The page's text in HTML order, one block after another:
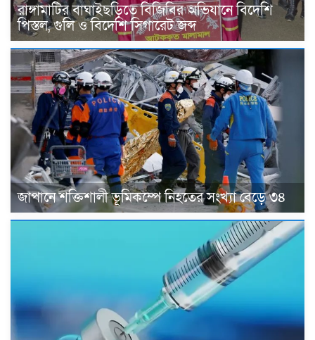
রাঙ্গামাটির বাঘাইছড়িতে বিজিবির অভিযানে বিদেশি
পিস্তল, গুলি ও বিদেশি সিগারেট জব্দ
জাপানে শক্তিশালী ভূমিকম্পে নিহতের সংখ্যা বেড়ে ৩৪